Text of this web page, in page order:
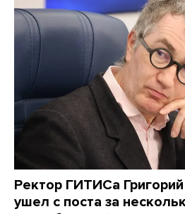
Ректор ГИТИСа
ушел с поста за